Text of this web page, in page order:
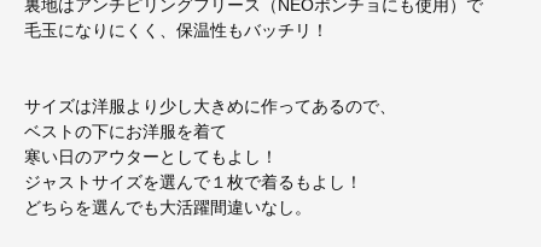
裏地はアンチピリングフリース（NEOポンチョにも使用）で
毛玉になりにくく、保温性もバッチリ！
サイズは洋服より少し大きめに作ってあるので、
ベストの下にお洋服を着て
寒い日のアウターとしてもよし！
ジャストサイズを選んで１枚で着るもよし！
どちらを選んでも大活躍間違いなし。